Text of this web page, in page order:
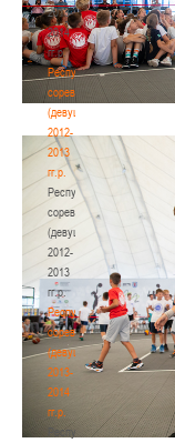
2013-
2014
гг.р.
Республиканские
соревнования
(девушки)
2012-
2013
гг.р.
Республиканские
соревнования
(девушки)
2012-
2013
гг.р.
Республиканские
соревнования
(девушки)
2013-
2014
гг.р.
Республиканские